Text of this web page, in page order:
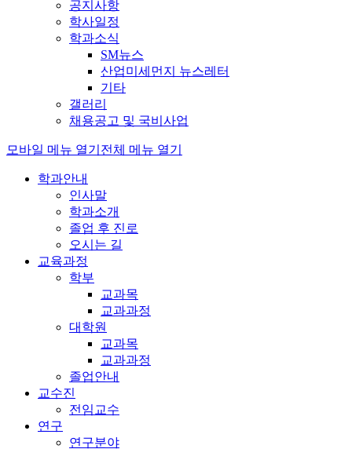
공지사항
학사일정
학과소식
SM뉴스
산업미세먼지 뉴스레터
기타
갤러리
채용공고 및 국비사업
모바일 메뉴 열기 전체 메뉴 열기
학과안내
인사말
학과소개
졸업 후 진로
오시는 길
교육과정
학부
교과목
교과과정
대학원
교과목
교과과정
졸업안내
교수진
전임교수
연구
연구분야